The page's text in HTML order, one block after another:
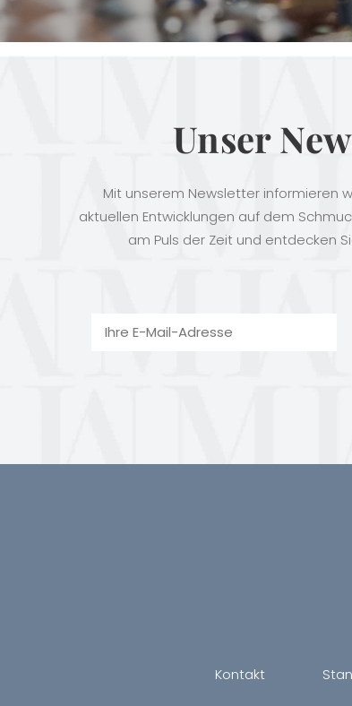
Unser
Mit unserem Newsletter informieren
aktuellen Entwicklungen auf dem
am Puls der Zeit und entdecken
Kontakt